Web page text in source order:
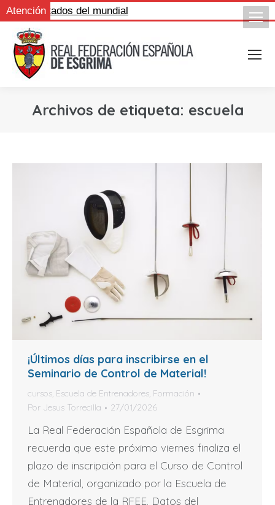
Atención
resultados del mundial
Archivos de etiqueta: escuela
¡Últimos días para inscribirse en el
Seminario de Control de Material!
cursos, Escuela de Entrenadores, Formación
Por Jesus Torrecilla 27/01/2026
La Real Federación Española de Esgrima
recuerda que este próximo viernes finaliza el
plazo de inscripción para el Curso de Control
de Material, organizado por la Escuela de
Entrenadores de la RFEE. Datos del